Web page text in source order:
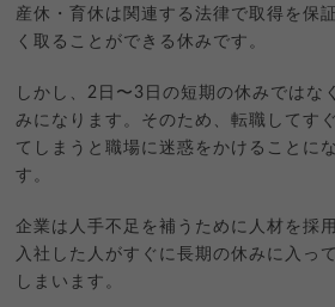
産休・育休は関連する法律で取得を保
く取ることができる休みです。
しかし、2日〜3日の短期の休みではな
みになります。そのため、転職してす
てしまうと職場に迷惑をかけることに
す。
企業は人手不足を補うために人材を採
入社した人がすぐに長期の休みに入っ
しまいます。